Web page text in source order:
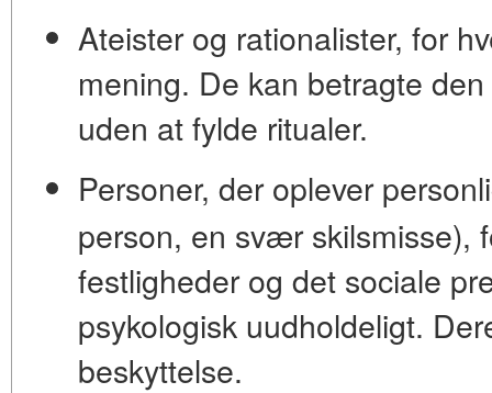
Ateister og rationalister, for
mening. De kan betragte
uden at fylde ritualer.
Personer, der oplever
person, en svær skilsmisse),
festligheder og det sociale
psykologisk uudholdeligt.
beskyttelse.